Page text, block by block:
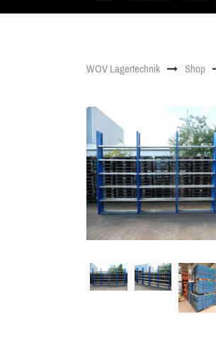
WOV Lagertechnik Shop